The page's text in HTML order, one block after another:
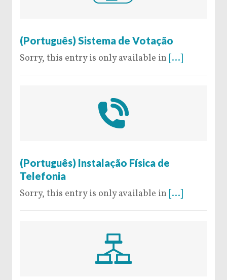
(Português) Sistema de Votação
Sorry, this entry is only available in [...]
(Português) Instalação Física de
Telefonia
Sorry, this entry is only available in [...]